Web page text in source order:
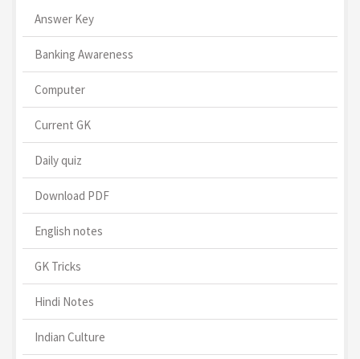
Answer Key
Banking Awareness
Computer
Current GK
Daily quiz
Download PDF
English notes
GK Tricks
Hindi Notes
Indian Culture